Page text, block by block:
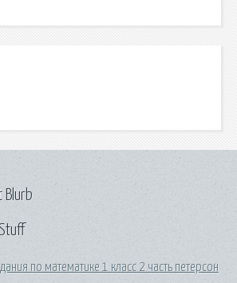
по математике 1 класс 2 часть петерсон
Blurb